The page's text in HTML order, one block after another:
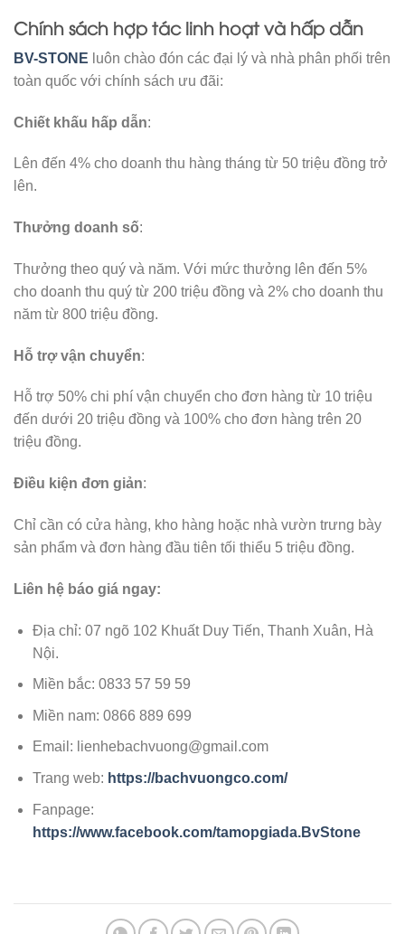
Chính sách hợp tác linh hoạt và hấp dẫn
BV-STONE luôn chào đón các đại lý và nhà phân phối trên
toàn quốc với chính sách ưu đãi:​
Chiết khấu hấp dẫn:
Lên đến 4% cho doanh thu hàng tháng từ 50 triệu đồng trở
lên.​
Thưởng doanh số:
Thưởng theo quý và năm. Với mức thưởng lên đến 5%
cho doanh thu quý từ 200 triệu đồng và 2% cho doanh thu
năm từ 800 triệu đồng.​
Hỗ trợ vận chuyển:
Hỗ trợ 50% chi phí vận chuyển cho đơn hàng từ 10 triệu
đến dưới 20 triệu đồng và 100% cho đơn hàng trên 20
triệu đồng.​
Điều kiện đơn giản:
Chỉ cần có cửa hàng, kho hàng hoặc nhà vườn trưng bày
sản phẩm và đơn hàng đầu tiên tối thiểu 5 triệu đồng.
Liên hệ báo giá ngay:
Địa chỉ: 07 ngõ 102 Khuất Duy Tiến, Thanh Xuân, Hà
Nội.
Miền bắc: 0833 57 59 59
Miền nam: 0866 889 699
Email: lienhebachvuong@gmail.com
Trang web: https://bachvuongco.com/
Fanpage:
https://www.facebook.com/tamopgiada.BvStone